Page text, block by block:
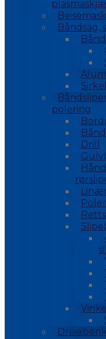
Båndsag,
polering
Drill